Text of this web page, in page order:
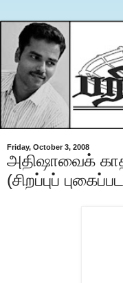
Friday, October 3, 2008
அதிஷாவைக்
(சிறப்புப்